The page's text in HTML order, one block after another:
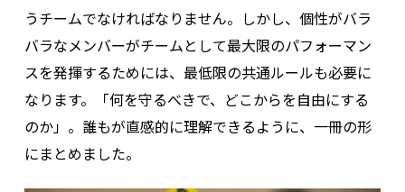
うチームでなければなりません。しかし、個性がバラ
バラなメンバーがチームとして最大限のパフォーマン
スを発揮するためには、最低限の共通ルールも必要に
なります。「何を守るべきで、どこからを自由にする
のか」。誰もが直感的に理解できるように、一冊の形
にまとめました。